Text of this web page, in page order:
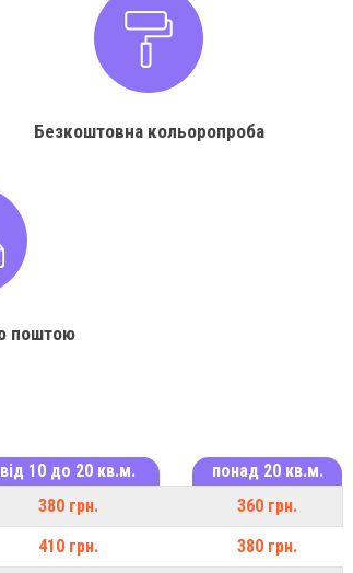
Безкоштовна кольоропроба
поштою
від 10 до 20 кв.м.
понад 20 кв.м.
380 грн.
360 грн.
410 грн.
380 грн.